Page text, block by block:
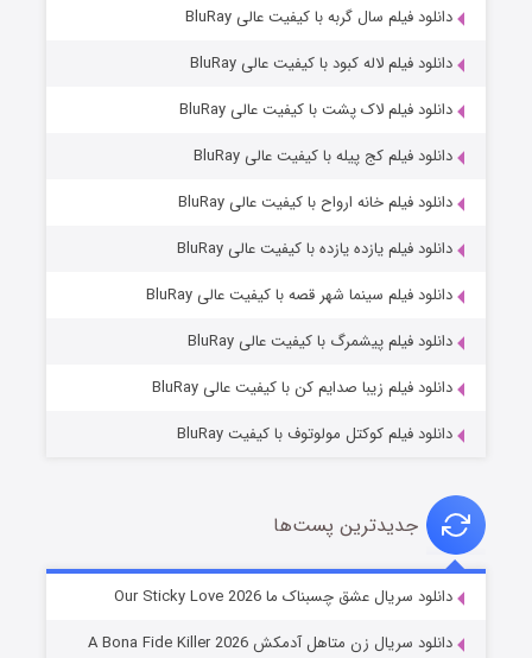
قسمت۶ (زیرنویس) منتشر شد
شوهر
دانلود فیلم سال گربه با کیفیت عالی BluRay
دانلود فیلم لاله کبود با کیفیت عالی BluRay
دانلود فیلم لاک پشت با کیفیت عالی BluRay
دانلود فیلم کج‌ پیله با کیفیت عالی BluRay
دانلود فیلم خانه ارواح با کیفیت عالی BluRay
دانلود فیلم یازده یازده با کیفیت عالی BluRay
دانلود فیلم سینما شهر قصه با کیفیت عالی BluRay
دانلود فیلم پیشمرگ با کیفیت عالی BluRay
دانلود فیلم زیبا صدایم کن با کیفیت عالی BluRay
دانلود فیلم کوکتل مولوتوف با کیفیت BluRay
جدیدترین پست‌ها
دانلود سریال عشق چسبناک ما Our Sticky Love 2026
دانلود سریال زن متاهل آدمکش A Bona Fide Killer 2026